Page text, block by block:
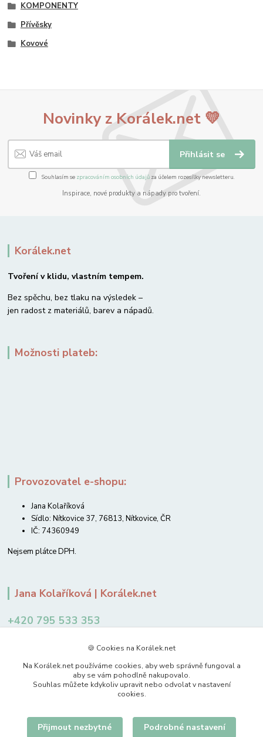
KOMPONENTY
Přívěsky
Kovové
Novinky z Korálek.net 💛
Přihlásit se
Souhlasím se zpracováním osobních údajůza účelem rozesílky newsletteru.
Inspirace, nové produkty a nápady pro tvoření.
Korálek.net
Tvoření v klidu, vlastním tempem.
Bez spěchu, bez tlaku na výsledek –
jen radost z materiálů, barev a nápadů.
Možnosti plateb:
Provozovatel e-shopu:
Jana Kolaříková
Sídlo: Nítkovice 37, 76813, Nítkovice, ČR
IČ: 74360949
Nejsem plátce DPH.
Jana Kolaříková | Korálek.net
+420 795 533 353
🍪 Cookies na Korálek.net
Na Korálek.net používáme cookies, aby web správně fungoval a
aby se vám pohodlně nakupovalo.
Souhlas můžete kdykoliv upravit nebo odvolat v nastavení
cookies.
Přijmout nezbytné Podrobné nastavení